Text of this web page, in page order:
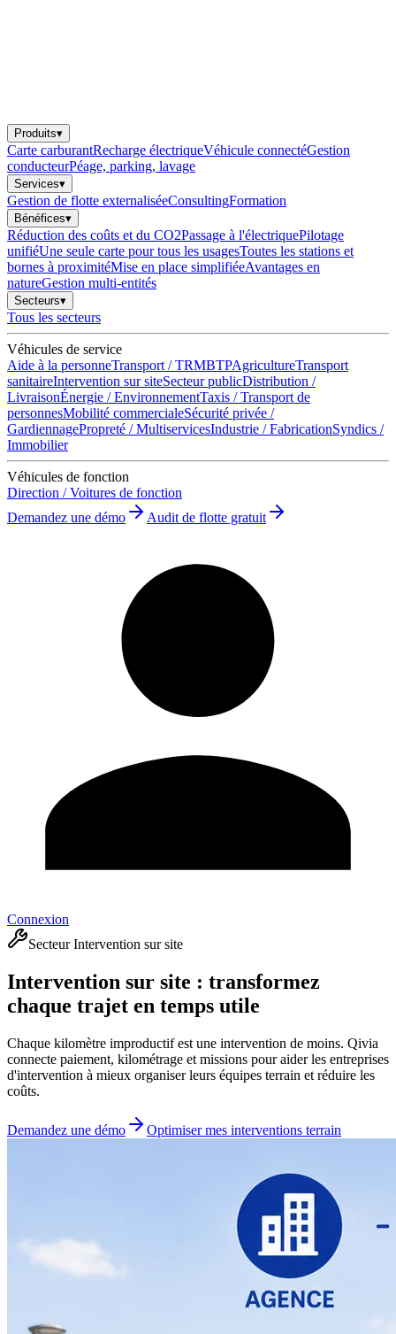
Produits▾
Carte carburantRecharge électriqueVéhicule connectéGestion
conducteurPéage, parking, lavage
Services▾
Gestion de flotte externaliséeConsultingFormation
Bénéfices▾
Réduction des coûts et du CO2Passage à l'électriquePilotage
unifiéUne seule carte pour tous les usagesToutes les stations et
bornes à proximitéMise en place simplifiéeAvantages en
natureGestion multi-entités
Secteurs▾
Tous les secteurs
Véhicules de service
Aide à la personneTransport / TRMBTPAgricultureTransport
sanitaireIntervention sur siteSecteur publicDistribution /
LivraisonÉnergie / EnvironnementTaxis / Transport de
personnesMobilité commercialeSécurité privée /
GardiennagePropreté / MultiservicesIndustrie / FabricationSyndics /
Immobilier
Véhicules de fonction
Direction / Voitures de fonction
Demandez une démo
Audit de flotte gratuit
Connexion
Secteur Intervention sur site
Intervention sur site : transformez
chaque trajet en temps utile
Chaque kilomètre improductif est une intervention de moins. Qivia
connecte paiement, kilométrage et missions pour aider les entreprises
d'intervention à mieux organiser leurs équipes terrain et réduire les
coûts.
Demandez une démo Optimiser mes interventions terrain